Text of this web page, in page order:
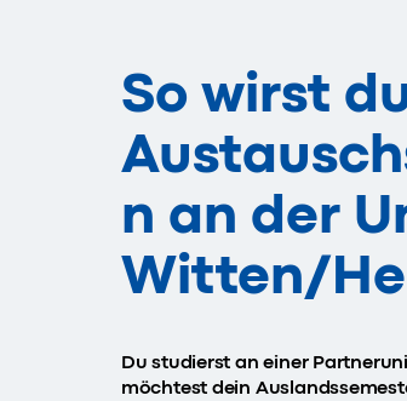
So wirst
n an der
Witten/
Du studierst an einer
möchtest dein